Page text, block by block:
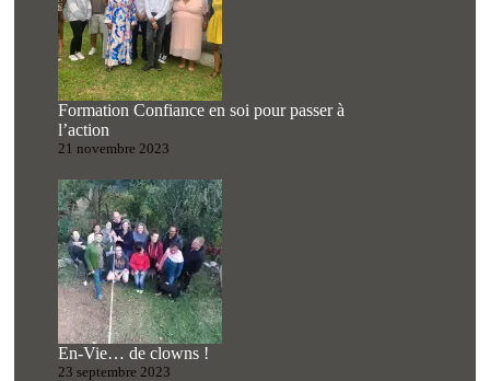
Formation Confiance en soi pour passer à
l’action
21 novembre 2023
En-Vie… de clowns !
23 septembre 2023